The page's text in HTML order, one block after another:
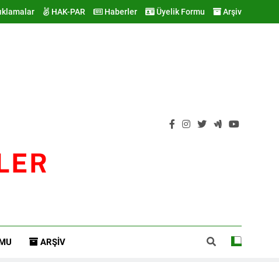
HAK-PAR Haberler Üyelik Formu Arşiv
ARŞIV